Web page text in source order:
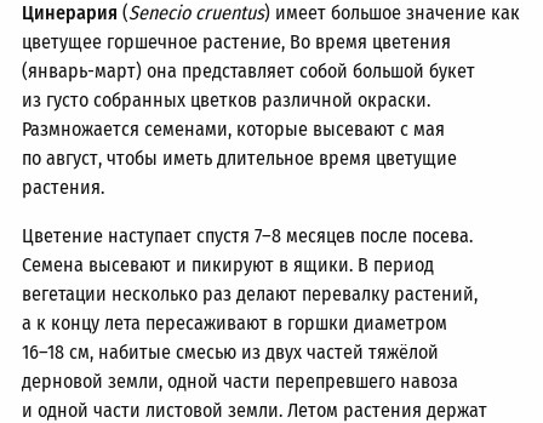
Цинерария (Senecio cruentus) имеет большое значение как
цветущее горшечное растение, Во время цветения
(январь-март) она представляет собой большой букет
из густо собранных цветков различной окраски.
Размножается семенами, которые высевают с мая
по август, чтобы иметь длительное время цветущие
растения.
Цветение наступает спустя7–8 месяцев после посева.
Семена высевают и пикируют в ящики. В период
вегетации несколько раз делают перевалку растений,
а к концу лета пересаживают в горшки диаметром
16–18 см, набитые смесью из двух частей тяжёлой
дерновой земли, одной части перепревшего навоза
и одной части листовой земли. Летом растения держат